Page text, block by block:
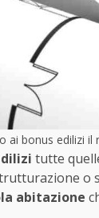
ai bonus edilizi
tutte
o
abitazione